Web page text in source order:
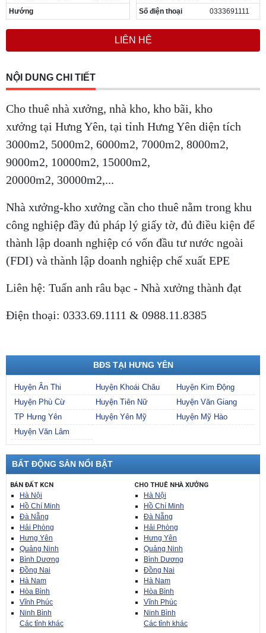
Hướng
Số điện thoại
0333691111
LIÊN HỆ
NỘI DUNG CHI TIẾT
Cho thuê nhà xưởng, nhà kho, kho bãi, kho
xưởng tại Hưng Yên, tại tỉnh Hưng Yên diện tích
3000m2, 5000m2, 6000m2, 7000m2, 8000m2,
9000m2, 10000m2, 15000m2,
20000m2, 30000m2,...
Nhà xưởng-kho xưởng cần cho thuê nằm trong khu
công nghiệp đầy đủ pháp lý giấy tờ, đủ điều kiện để
thành lập doanh nghiệp có vốn đầu tư nước ngoài
(FDI) và thành lập doanh nghiệp chế xuất EPE
Liên hệ: Tuấn anh râu bạc - Nhà xưởng thành đạt
Điện thoại: 0333.69.1111 & 0988.11.8385
BĐS TẠI HƯNG YÊN
Huyện Ân Thi Huyện Khoái Châu
Huyện Kim Động
Huyện Phù Cừ
Huyện Tiên Nữ
Huyện Văn Giang
TP Hưng Yên
Huyện Yên Mỹ
Huyện Mỹ Hào
Huyện Văn Lâm
BẤT ĐỘNG SẢN NỔI BẬT
BÁN ĐẤT KCN
Hà Nội
Hồ Chí Minh
Đà Nẵng
Hải Phòng
Hưng Yên
Quảng Ninh
Bình Dương
Đồng Nai
Hà Nam
Hòa Bình
Vĩnh Phúc
Ninh Bình
Các tỉnh khác
CHO THUÊ NHÀ XƯỞNG
Hà Nội
Hồ Chí Minh
Đà Nẵng
Hải Phòng
Hưng Yên
Quảng Ninh
Bình Dương
Đồng Nai
Hà Nam
Hòa Bình
Vĩnh Phúc
Ninh Bình
Các tỉnh khác